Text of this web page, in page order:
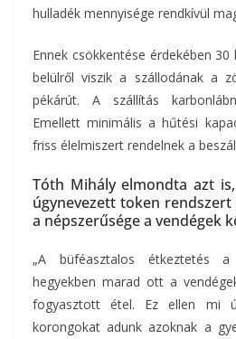
hulladék mennyisége rendkívül
Ennek csökkentése érdekében
belülről viszik a szállodának a
pékárút. A szállítás
Emellett minimális a hűtési
friss élelmiszert rendelnek a
Tóth Mihály elmondta azt
úgynevezett token
a népszerűsége a vendégek
„A büféasztalos étkeztetés a
hegyekben marad ott a
fogyasztott étel. Ez ellen mi
korongokat adunk azoknak a